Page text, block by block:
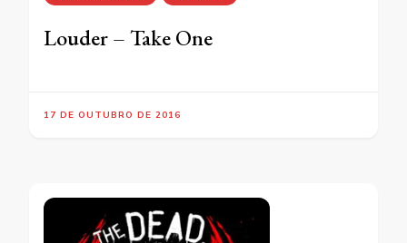
Louder – Take One
17 DE OUTUBRO DE 2016